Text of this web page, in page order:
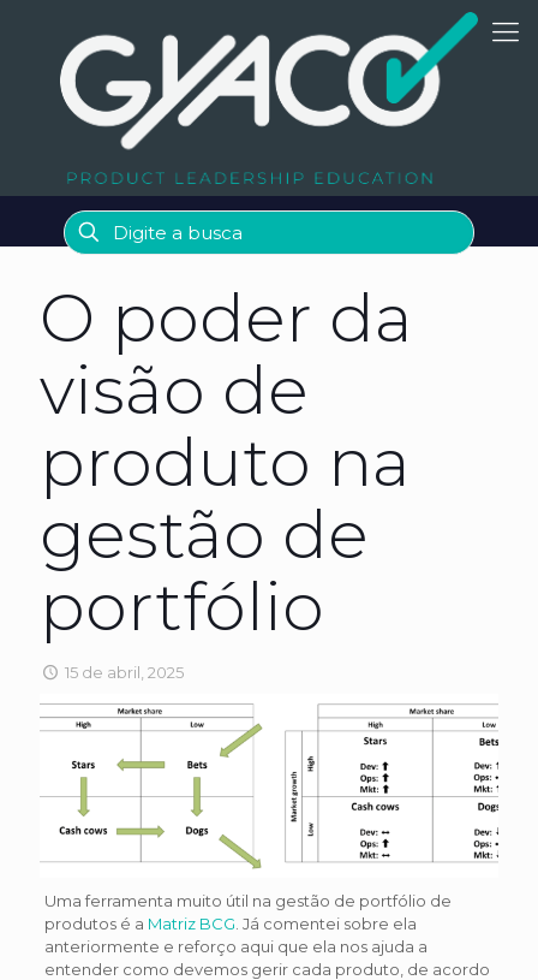
O poder da
visão de
produto na
gestão de
portfólio
15 de abril, 2025
Uma ferramenta muito útil na gestão de portfólio de
produtos é a Matriz BCG . Já comentei sobre ela
anteriormente e reforço aqui que ela nos ajuda a
entender como devemos gerir cada produto, de acordo